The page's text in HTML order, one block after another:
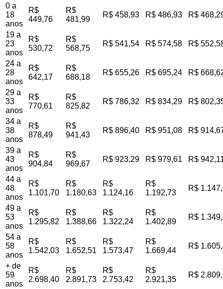
0 a
18
anos
R$
449,76
R$
481,99
R$ 458,93 R$ 486,93 R$
19 a
23
anos
R$
530,72
R$
568,75
R$ 541,54 R$ 574,58 R$
24 a
28
anos
R$
642,17
R$
688,18
R$ 655,26 R$ 695,24 R$
29 a
33
anos
R$
770,61
R$
825,82
R$ 786,32 R$ 834,29 R$
34 a
38
anos
R$
878,49
R$
941,43
R$ 896,40 R$ 951,08 R$
39 a
43
anos
R$
904,84
R$
969,67
R$ 923,29 R$ 979,61 R$
44 a
48
anos
R$
1.101,70
R$
1.180,63
R$
1.124,16
R$
1.192,73
R$
49 a
53
anos
R$
1.295,82
R$
1.388,66
R$
1.322,24
R$
1.402,89
R$
54 a
58
anos
R$
1.542,03
R$
1.652,51
R$
1.573,47
R$
1.669,44
R$
+ de
59
anos
R$
2.698,40
R$
2.891,73
R$
2.753,42
R$
2.921,35
R$